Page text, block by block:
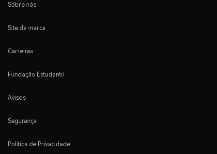
Sobre nós
Site da marca
Carreiras
Fundação Estudantil
Avisos
Segurança
Política de Privacidade